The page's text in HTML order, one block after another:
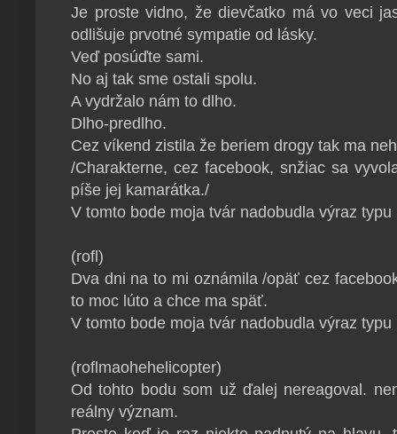
Je proste vidno, že dievčatko má vo veci
odlišuje prvotné sympatie od lásky.
Veď posúďte sami.
No aj tak sme ostali spolu.
A vydržalo nám to dlho.
Dlho-predlho.
Cez víkend zistila že beriem drogy tak ma
/Charakterne, cez facebook, snžiac sa
píše jej kamarátka./
V tomto bode moja tvár nadobudla výraz typu
(rofl)
Dva dni na to mi oznámila /opäť cez
to moc lúto a chce ma späť.
V tomto bode moja tvár nadobudla výraz typu
(roflmaohehelicopter)
Od tohto bodu som už ďalej nereagoval.
reálny význam.